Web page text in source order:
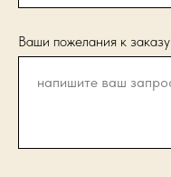
Ваши пожелания к заказу